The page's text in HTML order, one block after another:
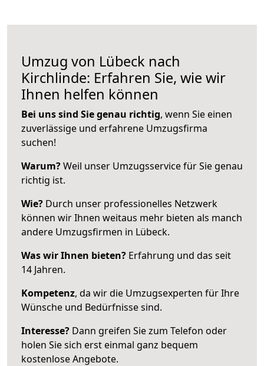
Umzug von Lübeck nach
Kirchlinde: Erfahren Sie, wie wir
Ihnen helfen können
Bei uns sind Sie genau richtig, wenn Sie einen
zuverlässige und erfahrene Umzugsfirma
suchen!
Warum?Weil unser Umzugsservice für Sie genau
richtig ist.
Wie? Durch unser professionelles Netzwerk
können wir Ihnen weitaus mehr bieten als manch
andere Umzugsfirmen in Lübeck.
Was wir Ihnen bieten? Erfahrung und das seit
14 Jahren.
Kompetenz, da wir die Umzugsexperten für Ihre
Wünsche und Bedürfnisse sind.
Interesse? Dann greifen Sie zum Telefon oder
holen Sie sich erst einmal ganz bequem
kostenlose Angebote.